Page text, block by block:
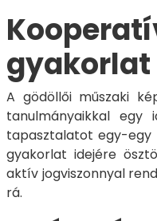
gyakorlat
A gödöllői műszaki
tanulmányaikkal egy
tapasztalatot egy-egy
gyakorlat idejére
aktív jogviszonnyal
rá.